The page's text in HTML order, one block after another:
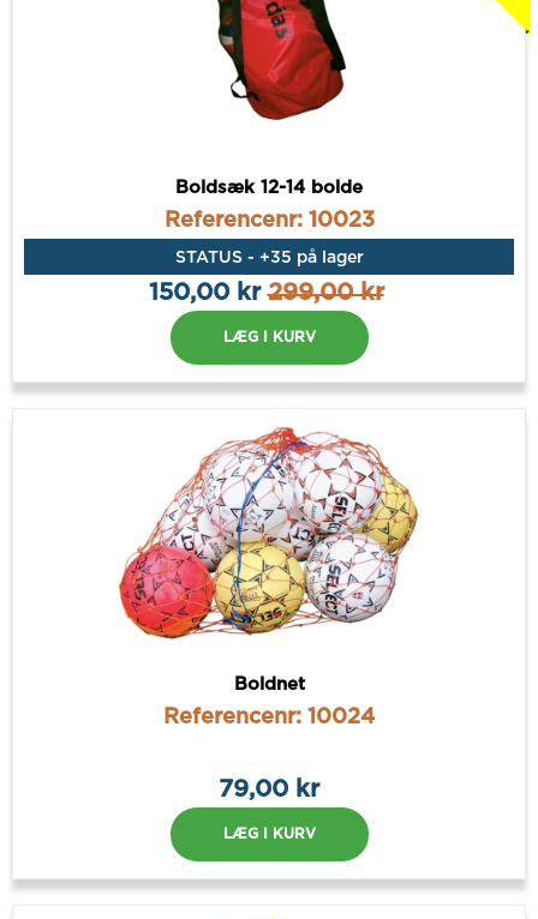
Boldsæk 12-14 bolde
Referencenr: 10023
STATUS - +35 på lager
150,00 kr299,00 kr
LÆG I KURV
Boldnet
Referencenr: 10024
79,00 kr
LÆG I KURV